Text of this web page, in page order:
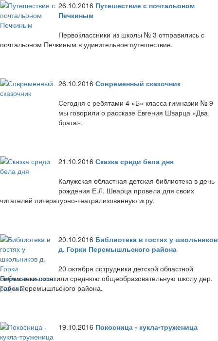
26.10.2016 Путешествие с почтальоном
Печкиным
Первоклассники из школы № 3 отправились с
почтальоном Печкиным в удивительное путешествие.
26.10.2016 Современный сказочник
Сегодня с ребятами 4 «Б» класса гимназии № 9
мы говорили о рассказе Евгения Шварца «Два
брата».
21.10.2016 Сказка среди бела дня
Калужская областная детская библиотека в день
рождения Е.Л. Шварца провела для своих
читателей литературно-театрализованную игру.
20.10.2016 Библиотека в гостях у школьников
д. Горки Перемышльского района
20 октября сотрудники детской областной
библиотеки посетили среднюю общеобразовательную школу дер.
Горки Перемышльского района.
19.10.2016 Покосница - кукла-труженица